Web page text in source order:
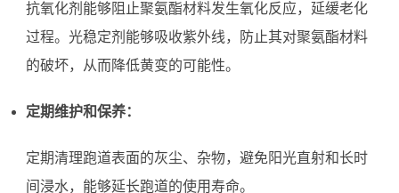
抗氧化剂能够阻止聚氨酯材料发生氧化反应，延缓老化
过程。光稳定剂能够吸收紫外线，防止其对聚氨酯材料
的破坏，从而降低黄变的可能性。
定期维护和保养：
定期清理跑道表面的灰尘、杂物，避免阳光直射和长时
间浸水，能够延长跑道的使用寿命。